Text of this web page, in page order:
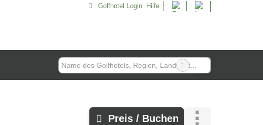
Golfhotel Login Hilfe
Preis / Buchen